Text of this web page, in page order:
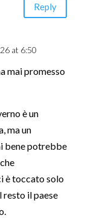
Reply
at 6:50
mai promesso
è un
ma un
bene potrebbe
è toccato solo
resto il paese